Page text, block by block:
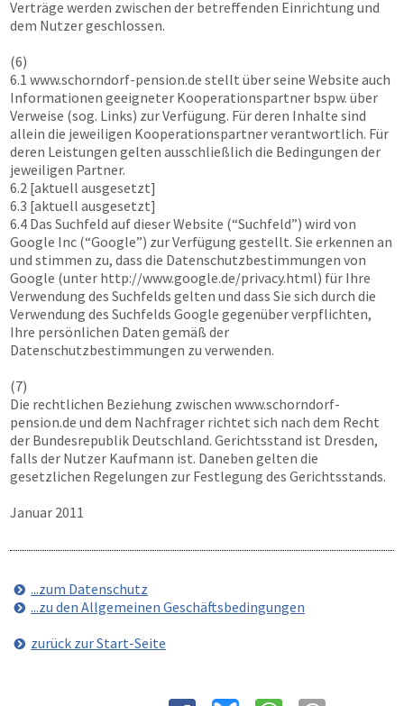
Verträge werden zwischen der betreffenden Einrichtung und
dem Nutzer geschlossen.
(6)
6.1 www.schorndorf-pension.de stellt über seine Website auch
Informationen geeigneter Kooperationspartner bspw. über
Verweise (sog. Links) zur Verfügung. Für deren Inhalte sind
allein die jeweiligen Kooperationspartner verantwortlich. Für
deren Leistungen gelten ausschließlich die Bedingungen der
jeweiligen Partner.
6.2 [aktuell ausgesetzt]
6.3 [aktuell ausgesetzt]
6.4 Das Suchfeld auf dieser Website (“Suchfeld”) wird von
Google Inc (“Google”) zur Verfügung gestellt. Sie erkennen an
und stimmen zu, dass die Datenschutzbestimmungen von
Google (unter http://www.google.de/privacy.html) für Ihre
Verwendung des Suchfelds gelten und dass Sie sich durch die
Verwendung des Suchfelds Google gegenüber verpflichten,
Ihre persönlichen Daten gemäß der
Datenschutzbestimmungen zu verwenden.
(7)
Die rechtlichen Beziehung zwischen www.schorndorf-
pension.de und dem Nachfrager richtet sich nach dem Recht
der Bundesrepublik Deutschland. Gerichtsstand ist Dresden,
falls der Nutzer Kaufmann ist. Daneben gelten die
gesetzlichen Regelungen zur Festlegung des Gerichtsstands.
Januar 2011
...zum Datenschutz
...zu den Allgemeinen Geschäftsbedingungen
zurück zur Start-Seite